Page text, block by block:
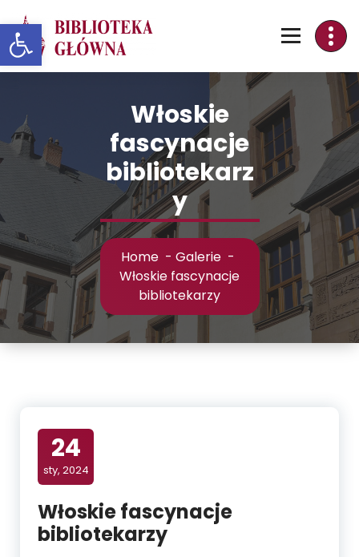
Otwórz pasek narzędzi
to
Content
Włoskie
fascynacje
bibliotekarz
y
Home - Galerie -
Włoskie fascynacje
bibliotekarzy
24
sty, 2024
Włoskie fascynacje
bibliotekarzy